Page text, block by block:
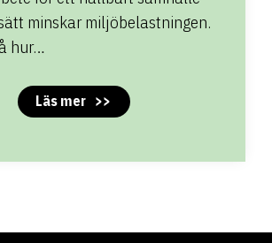
minskar miljöbelastningen.
hur…
Läs mer